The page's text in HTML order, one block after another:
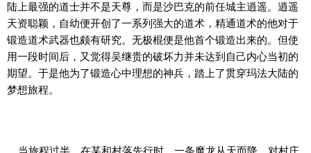
陆上最强的道士并不是天尊，而是沙巴克的前任城主逍遥。逍遥
天资聪颖，自幼便开创了一系列强大的道术，精通道术的他对于
锻造道术武器也颇有研究。无极棍便是他首个锻造出来的。但使
用一段时间后，又觉得吴继贵的破坏力并未达到自己内心当初的
期望。于是他为了锻造心中理想的神兵，踏上了贯穿玛法大陆的
梦想旅程。
当旅程过半，在某和村落先行时，一条魔龙从天而降，对村庄